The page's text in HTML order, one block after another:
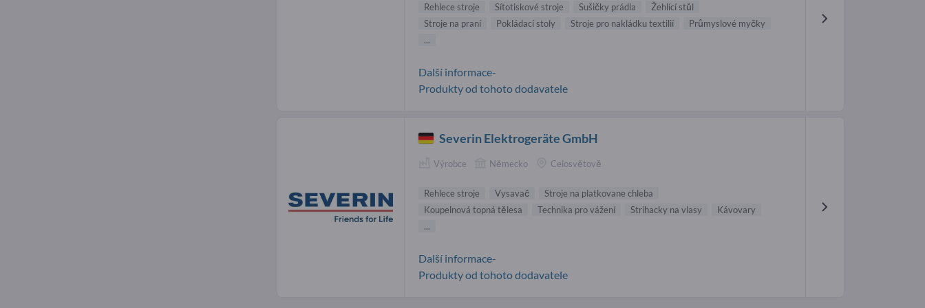
Rehlece stroje Sítotiskové stroje Sušičky prádla
Žehlící stůl
Stroje na praní
Pokládací stoly Stroje pro nakládku textilií
Průmyslové myčky
...
Další informace-
Produkty od tohoto dodavatele
Severin Elektrogeräte GmbH
Výrobce Německo Celosvětově
Rehlece stroje Vysavač
Stroje na platkovane chleba
Koupelnová topná tělesa
Technika pro vážení Strihacky na vlasy
Kávovary
...
Další informace-
Produkty od tohoto dodavatele